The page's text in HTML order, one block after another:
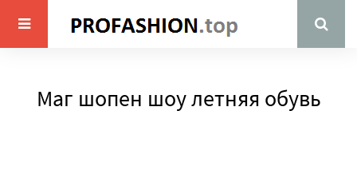
Маг шопен шоу летняя обувь